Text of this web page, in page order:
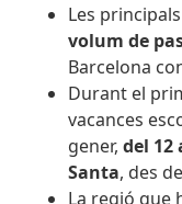
Les
volum de
Barcelona
Durant el
vacances
gener,del 12
Santa, des
La regió que